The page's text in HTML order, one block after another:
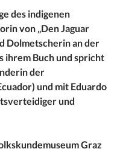
des indigenen
von „Den Jaguar
Dolmetscherin an der
ihrem Buch und spricht
der
und mit Eduardo
und
Graz